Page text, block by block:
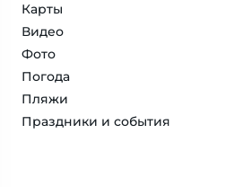
Карты
Видео
Фото
Погода
Пляжи
Праздники и события